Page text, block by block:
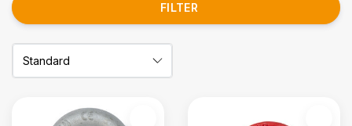
FILTER